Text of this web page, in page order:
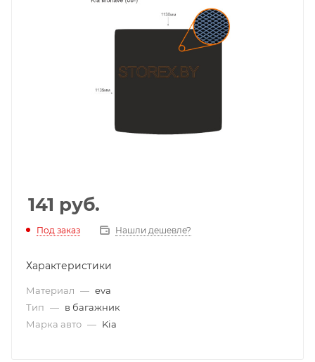
141 руб.
Под заказ Нашли дешевле?
Характеристики
Материал — eva
Тип — в багажник
Марка авто — Kia